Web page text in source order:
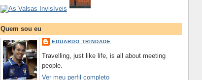
Quem sou eu
EDUARDO TRINDADE
Travelling, just like life, is all about meeting
people.
Ver meu perfil completo